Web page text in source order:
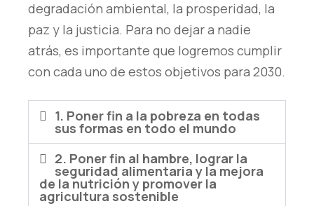
degradación ambiental, la prosperidad, la
paz y la justicia. Para no dejar a nadie
atrás, es importante que logremos cumplir
con cada uno de estos objetivos para 2030.
1. Poner fin a la pobreza en todas
sus formas en todo el mundo
2. Poner fin al hambre, lograr la
seguridad alimentaria y la mejora
de la nutrición y promover la
agricultura sostenible